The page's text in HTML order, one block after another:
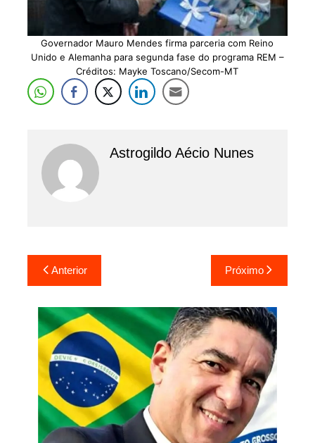
Governador Mauro Mendes firma parceria com Reino
Unido e Alemanha para segunda fase do programa REM –
Créditos: Mayke Toscano/Secom-MT
Astrogildo Aécio Nunes
Navegação
de
Post
Anterior Próximo